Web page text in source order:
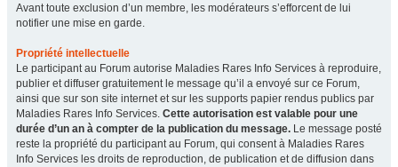
Avant toute exclusion d’un membre, les modérateurs s’efforcent de lui
notifier une mise en garde.
Propriété intellectuelle
Le participant au Forum autorise Maladies Rares Info Services à reproduire,
publier et diffuser gratuitement le message qu’il a envoyé sur ce Forum,
ainsi que sur son site internet et sur les supports papier rendus publics par
Maladies Rares Info Services. Cette autorisation est valable pour une
durée d’un an à compter de la publication du message. Le message posté
reste la propriété du participant au Forum, qui consent à Maladies Rares
Info Services les droits de reproduction, de publication et de diffusion dans